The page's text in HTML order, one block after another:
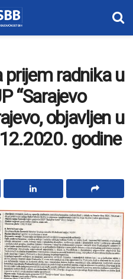
radnika u
“Sarajevo
objavljen u
godine